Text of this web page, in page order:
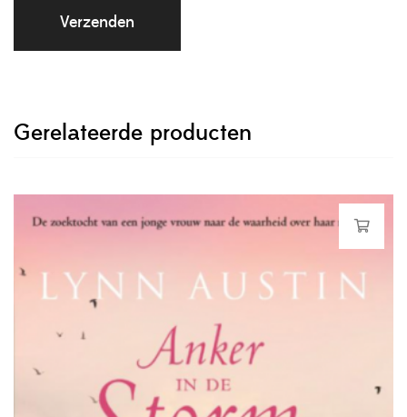
Gerelateerde producten